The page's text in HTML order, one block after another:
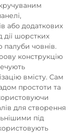
або додаткових
дії шорстких
палуби човнів.
конструкцію
вмісту. Сам
простоти та
для створення
під